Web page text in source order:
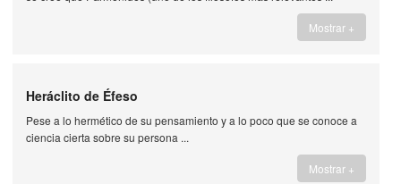
Mostrar +
Heráclito de Éfeso
Pese a lo hermético de su pensamiento y a lo poco que se conoce a
ciencia cierta sobre su persona ...
Mostrar +